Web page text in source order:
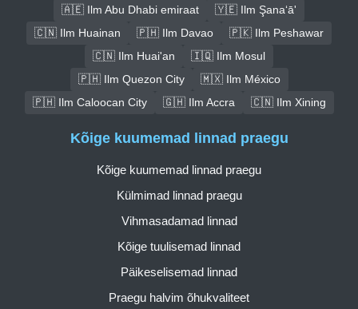
🇦🇪 Ilm Abu Dhabi emiraat
🇾🇪 Ilm Şana‘ā'
🇨🇳 Ilm Huainan
🇵🇭 Ilm Davao
🇵🇰 Ilm Peshawar
🇨🇳 Ilm Huai'an
🇮🇶 Ilm Mosul
🇵🇭 Ilm Quezon City
🇲🇽 Ilm México
🇵🇭 Ilm Caloocan City
🇬🇭 Ilm Accra 🇨🇳 Ilm Xining
Kõige kuumemad linnad praegu
Kõige kuumemad linnad praegu
Külmimad linnad praegu
Vihmasadamad linnad
Kõige tuulisemad linnad
Päikeselisemad linnad
Praegu halvim õhukvaliteet